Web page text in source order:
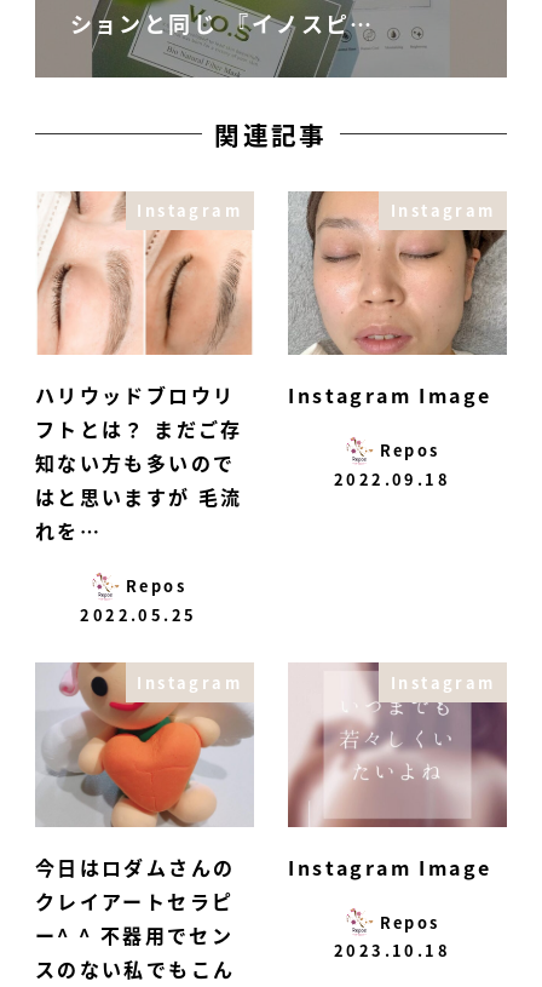
ションと同じ 『イノスピ…
関連記事
Instagram
ハリウッドブロウリ
フトとは？ まだご存
知ない方も多いので
はと思いますが 毛流
れを…
Repos
2022.05.25
Instagram
Instagram Image
Repos
2022.09.18
Instagram
今日はロダムさんの
クレイアートセラピ
ー^ ^ 不器用でセン
スのない私でもこん
Instagram
Instagram Image
Repos
2023.10.18